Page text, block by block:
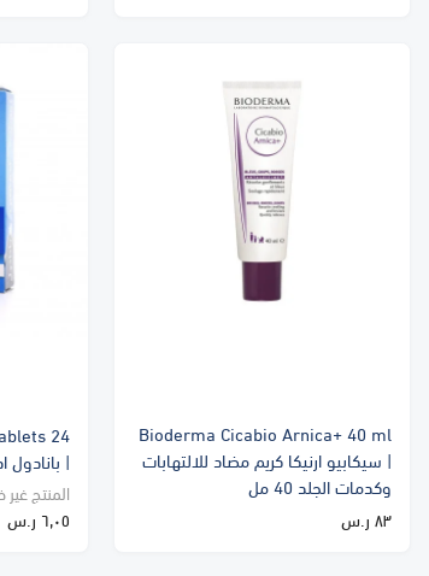
Bioderma Cicabio Arnica+ 40 ml
| سيكابيو ارنيكا كريم مضاد للالتهابات
وكدمات الجلد 40 مل
٨٣ ر.س
24
| بانادول ادفانس
المنتج
٦٫٠٥ ر.س